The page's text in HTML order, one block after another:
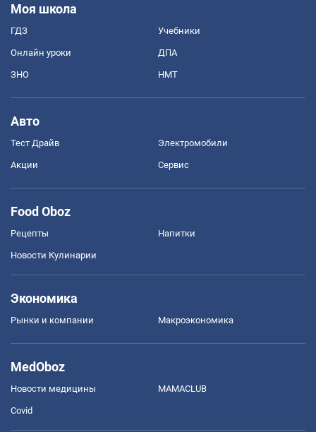
Моя школа
ГДЗ Учебники
Онлайн уроки ДПА
ЗНО НМТ
Авто
Тест Драйв Электромобили
Акции Сервис
Food Oboz
Рецепты Напитки
Новости Кулинарии
Экономика
Рынки и компании Mакроэкономика
MedOboz
Новости медицины MAMACLUB
Covid